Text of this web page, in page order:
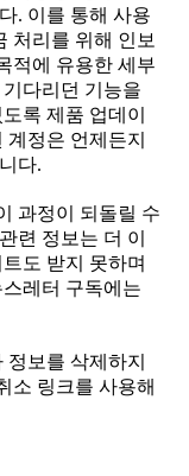
. 이를 통해 사용
처리를 위해 인보
적에 유용한 세부
다리던 기능을
록 제품 업데이
정은 언제든지
다.
과정이 되돌릴 수
련 정보는 더 이
도 받지 못하며
레터 구독에는
보를 삭제하지
소 링크를 사용해